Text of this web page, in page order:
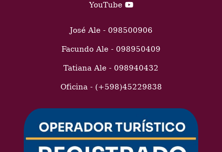
YouTube
José Ale - 098500906
Facundo Ale - 098950409
Tatiana Ale - 098940432
Oficina - (+598)45229838